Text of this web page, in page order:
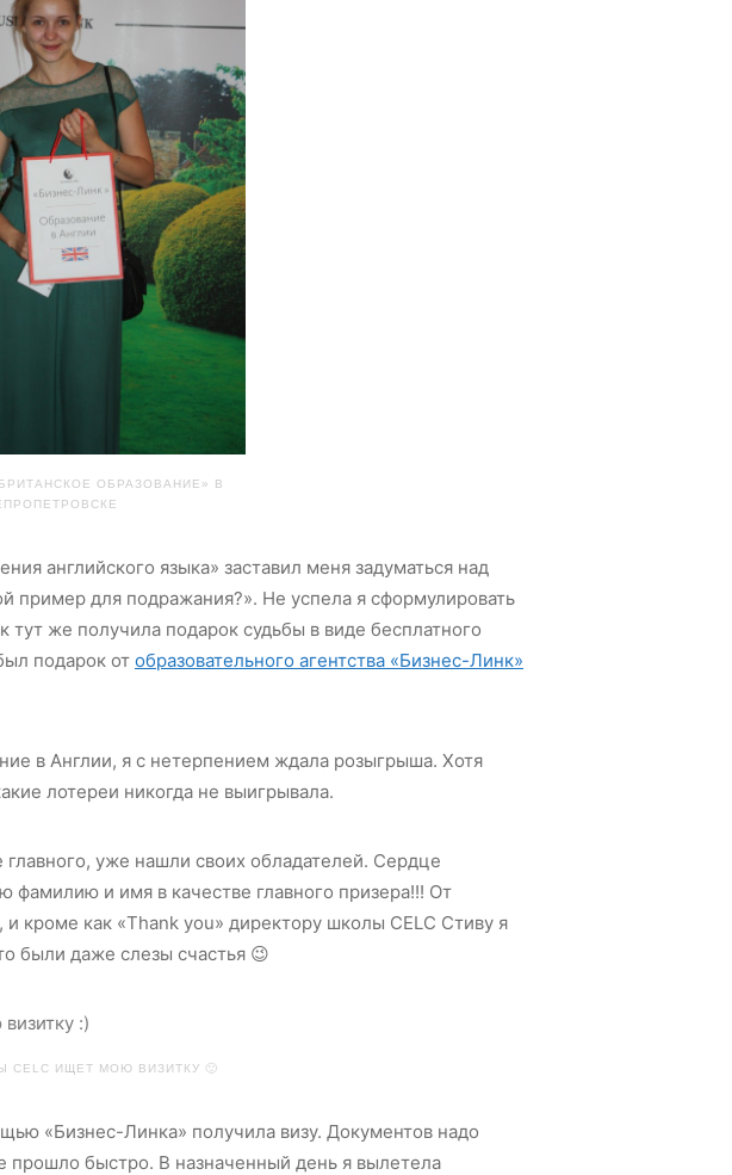
ОБРАЗОВАНИЕ» В
английского языка» заставил меня задуматься над
пример для подражания?». Не успела я сформулировать
тут же получила подарок судьбы в виде бесплатного
подарок от образовательного агентства «Бизнес-Линк»
в Англии, я с нетерпением ждала розыгрыша. Хотя
лотереи никогда не выигрывала.
уже нашли своих обладателей. Сердце
и имя в качестве главного призера!!! От
кроме как «Thank you» директору школы CELC Стиву я
были даже слезы счастья 😉
CELC ИЩЕТ МОЮ ВИЗИТКУ 🙂
«Бизнес-Линка» получила визу. Документов надо
прошло быстро. В назначенный день я вылетела